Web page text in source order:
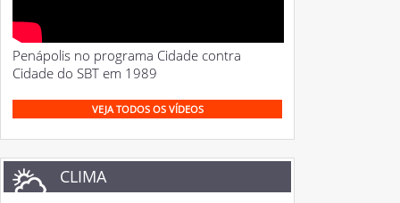
Penápolis no programa Cidade contra
Cidade do SBT em 1989
VEJA TODOS OS VÍDEOS
CLIMA